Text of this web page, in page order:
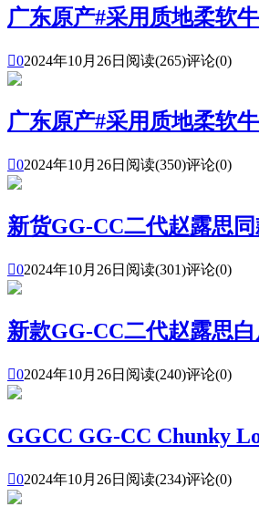
广东原产#采用质地柔软
02024年10月26日 阅读(265)评论(0)
广东原产#采用质地柔软
02024年10月26日 阅读(350)评论(0)
新货GG-CC二代赵露思
02024年10月26日 阅读(301)评论(0)
新款GG-CC二代赵露思
02024年10月26日 阅读(240)评论(0)
GGCC GG-CC Chunky
02024年10月26日 阅读(234)评论(0)